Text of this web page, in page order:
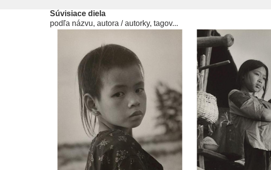
Súvisiace diela
podľa názvu, autora / autorky, tagov...